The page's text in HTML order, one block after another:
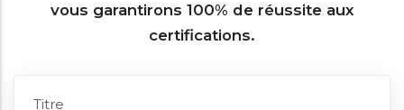
vous garantirons 100% de réussite aux
certifications.